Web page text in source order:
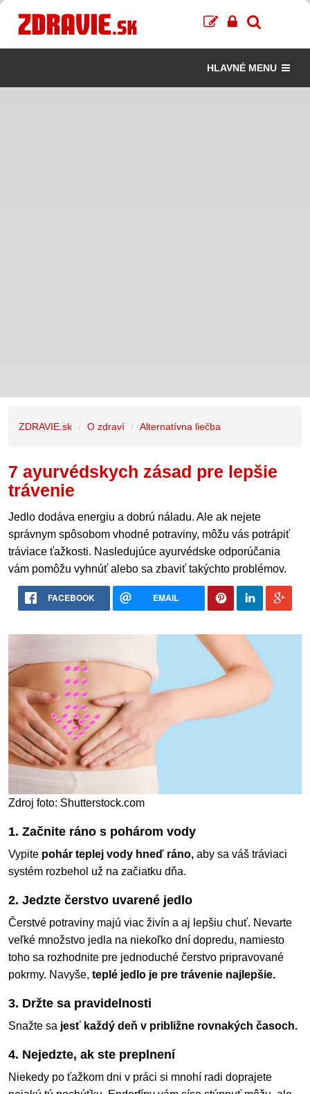
HLAVNÉ MENU
ZDRAVIE.sk O zdraví Alternatívna liečba
7 ayurvédskych zásad pre lepšie
trávenie
Jedlo dodáva energiu a dobrú náladu. Ale ak nejete
správnym spôsobom vhodné potraviny, môžu vás potrápiť
tráviace ťažkosti. Nasledujúce ayurvédske odporúčania
vám pomôžu vyhnúť alebo sa zbaviť takýchto problémov.
FACEBOOK EMAIL
Zdroj foto: Shutterstock.com
1. Začnite ráno s pohárom vody
Vypite pohár teplej vody hneď ráno, aby sa váš tráviaci
systém rozbehol už na začiatku dňa.
2. Jedzte čerstvo uvarené jedlo
Čerstvé potraviny majú viac živín a aj lepšiu chuť. Nevarte
veľké množstvo jedla na niekoľko dní dopredu, namiesto
toho sa rozhodnite pre jednoduché čerstvo pripravované
pokrmy. Navyše, teplé jedlo je pre trávenie najlepšie.
3. Držte sa pravidelnosti
Snažte sa jesť každý deň v približne rovnakých časoch.
4. Nejedzte, ak ste preplnení
Niekedy po ťažkom dni v práci si mnohí radi doprajete